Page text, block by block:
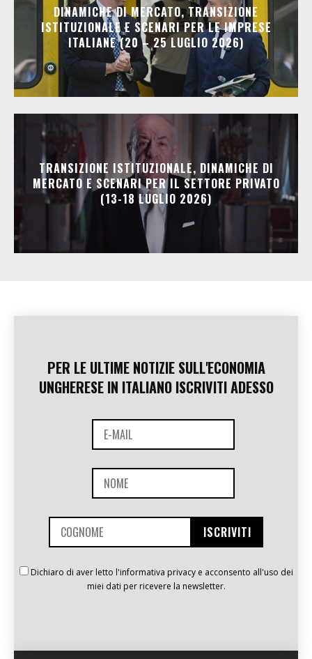
DINAMICHE DI MERCATO, TRANSIZIONE
ISTITUZIONALE E SCENARI PER LE IMPRESE
ITALIANE (20 – 25 LUGLIO 2026)
TRANSIZIONE ISTITUZIONALE, DINAMICHE DI
MERCATO E SCENARI PER IL SETTORE PRIVATO
(13-18 LUGLIO 2026)
PER LE ULTIME NOTIZIE SULL'ECONOMIA
UNGHERESE IN ITALIANO ISCRIVITI ADESSO
Dichiaro di aver letto l'informativa privacy e acconsento all'uso dei
miei dati per ricevere la newsletter.